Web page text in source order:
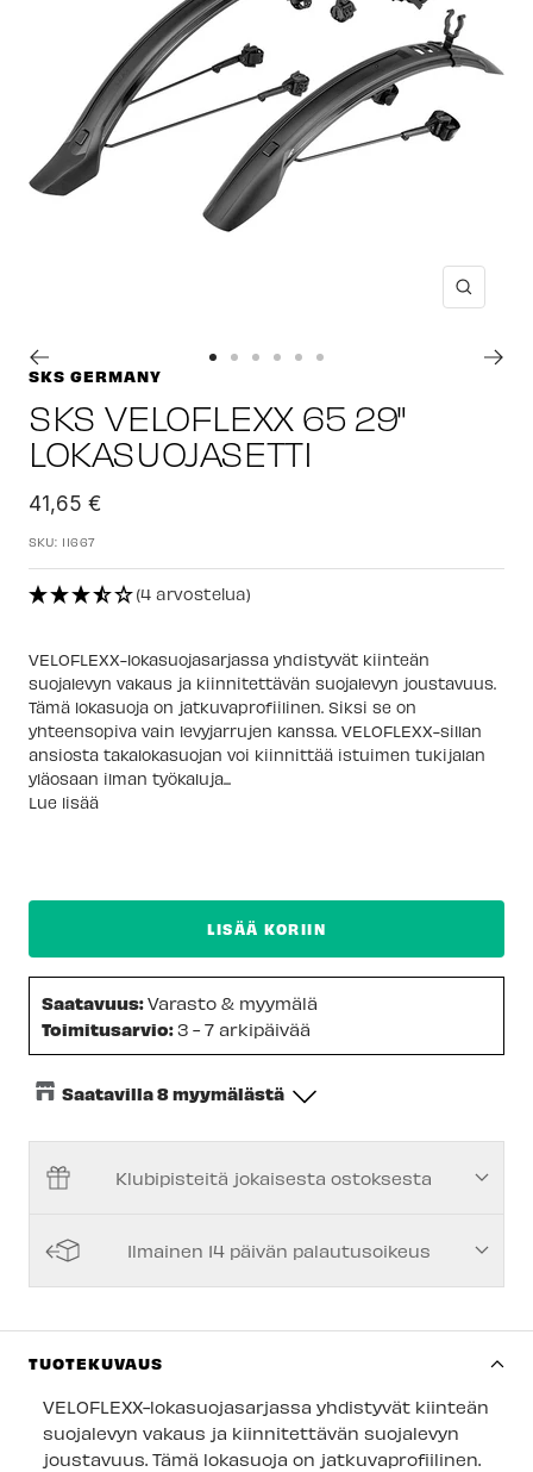
1
2
3
4
5 6
SKS GERMANY
SKS VELOFLEXX 65 29"
LOKASUOJASETTI
Alennushinta
41,65 €
SKU: 11667
(4 arvostelua)
VELOFLEXX-lokasuojasarjassa yhdistyvät kiinteän
suojalevyn vakaus ja kiinnitettävän suojalevyn joustavuus.
Tämä lokasuoja on jatkuvaprofiilinen. Siksi se on
yhteensopiva vain levyjarrujen kanssa. VELOFLEXX-sillan
ansiosta takalokasuojan voi kiinnittää istuimen tukijalan
yläosaan ilman työkaluja...
Lue lisää
LISÄÄ KORIIN
Saatavuus:Varasto & myymälä
Toimitusarvio:3 - 7 arkipäivää
Saatavilla 8 myymälästä
Keskusvarasto-Saatavilla
Espoon Myymälä-Saatavilla
Joensuun myymälä
Imatran myymälä -Saatavilla
Jyväskylän myymälä -Saatavilla
Klubipisteitä jokaisesta ostoksesta
Ilmainen 14 päivän palautusoikeus
TUOTEKUVAUS
VELOFLEXX-lokasuojasarjassa yhdistyvät kiinteän
suojalevyn vakaus ja kiinnitettävän suojalevyn
joustavuus. Tämä lokasuoja on jatkuvaprofiilinen.